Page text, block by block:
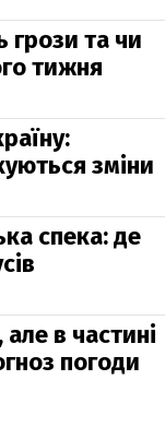
грози та чи
тижня
зміни
спека: де
в частині
погоди